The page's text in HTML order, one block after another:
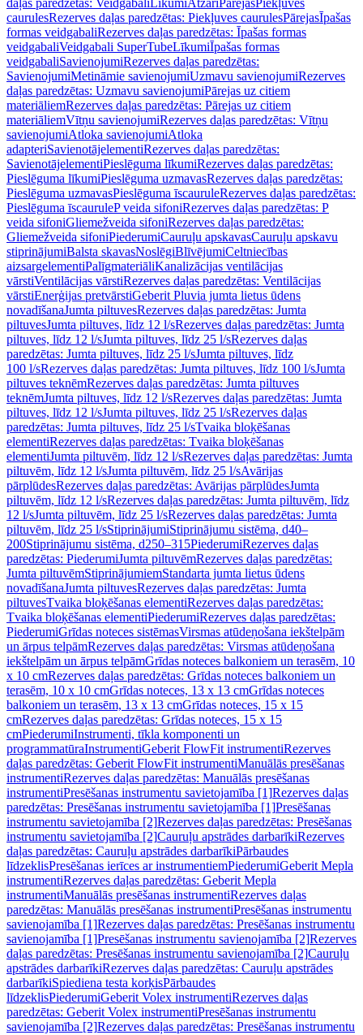
daļas paredzētas: Veidgabali LīkumiAtzari PārejasPiekļuves
caurulesRezerves daļas paredzētas: Piekļuves caurulesPārejasĪpašas
formas veidgabaliRezerves daļas paredzētas: Īpašas formas
veidgabaliVeidgabali SuperTubeLīkumiĪpašas formas
veidgabaliSavienojumiRezerves daļas paredzētas:
SavienojumiMetināmie savienojumiUzmavu savienojumiRezerves
daļas paredzētas: Uzmavu savienojumiPārejas uz citiem
materiāliemRezerves daļas paredzētas: Pārejas uz citiem
materiāliemVītņu savienojumiRezerves daļas paredzētas: Vītņu
savienojumiAtloka savienojumiAtloka
adapteriSavienotājelementiRezerves daļas paredzētas:
SavienotājelementiPieslēguma līkumiRezerves daļas paredzētas:
Pieslēguma līkumiPieslēguma uzmavasRezerves daļas paredzētas:
Pieslēguma uzmavasPieslēguma īscauruleRezerves daļas paredzētas:
Pieslēguma īscauruleP veida sifoniRezerves daļas paredzētas: P
veida sifoniGliemežveida sifoniRezerves daļas paredzētas:
Gliemežveida sifoniPiederumiCauruļu apskavasCauruļu apskavu
stiprinājumiBalsta skavasNoslēgiBlīvējumiCeltniecības
aizsargelementiPalīgmateriāliKanalizācijas ventilācijas
vārstiVentilācijas vārstiRezerves daļas paredzētas: Ventilācijas
vārstiEnerģijas pretvārstiGeberit Pluvia jumta lietus ūdens
novadīšanaJumta piltuvesRezerves daļas paredzētas: Jumta
piltuvesJumta piltuves, līdz 12 l/sRezerves daļas paredzētas: Jumta
piltuves, līdz 12 l/sJumta piltuves, līdz 25 l/sRezerves daļas
paredzētas: Jumta piltuves, līdz 25 l/sJumta piltuves, līdz
100 l/sRezerves daļas paredzētas: Jumta piltuves, līdz 100 l/sJumta
piltuves teknēmRezerves daļas paredzētas: Jumta piltuves
teknēmJumta piltuves, līdz 12 l/sRezerves daļas paredzētas: Jumta
piltuves, līdz 12 l/sJumta piltuves, līdz 25 l/sRezerves daļas
paredzētas: Jumta piltuves, līdz 25 l/sTvaika bloķēšanas
elementiRezerves daļas paredzētas: Tvaika bloķēšanas
elementiJumta piltuvēm, līdz 12 l/sRezerves daļas paredzētas: Jumta
piltuvēm, līdz 12 l/sJumta piltuvēm, līdz 25 l/sAvārijas
pārplūdesRezerves daļas paredzētas: Avārijas pārplūdesJumta
piltuvēm, līdz 12 l/sRezerves daļas paredzētas: Jumta piltuvēm, līdz
12 l/sJumta piltuvēm, līdz 25 l/sRezerves daļas paredzētas: Jumta
piltuvēm, līdz 25 l/sStiprinājumiStiprinājumu sistēma, d40–
200Stiprinājumu sistēma, d250–315PiederumiRezerves daļas
paredzētas: PiederumiJumta piltuvēmRezerves daļas paredzētas:
Jumta piltuvēmStiprinājumiemStandarta jumta lietus ūdens
novadīšanaJumta piltuvesRezerves daļas paredzētas: Jumta
piltuvesTvaika bloķēšanas elementiRezerves daļas paredzētas:
Tvaika bloķēšanas elementiPiederumiRezerves daļas paredzētas:
PiederumiGrīdas noteces sistēmasVirsmas atūdeņošana iekštelpām
un ārpus telpāmRezerves daļas paredzētas: Virsmas atūdeņošana
iekštelpām un ārpus telpāmGrīdas noteces balkoniem un terasēm, 10
x 10 cmRezerves daļas paredzētas: Grīdas noteces balkoniem un
terasēm, 10 x 10 cmGrīdas noteces, 13 x 13 cmGrīdas noteces
balkoniem un terasēm, 13 x 13 cmGrīdas noteces, 15 x 15
cmRezerves daļas paredzētas: Grīdas noteces, 15 x 15
cmPiederumiInstrumenti, tīkla komponenti un
programmatūraInstrumentiGeberit FlowFit instrumentiRezerves
daļas paredzētas: Geberit FlowFit instrumentiManuālās presēšanas
instrumentiRezerves daļas paredzētas: Manuālās presēšanas
instrumentiPresēšanas instrumentu savietojamība [1]Rezerves daļas
paredzētas: Presēšanas instrumentu savietojamība [1]Presēšanas
instrumentu savietojamība [2]Rezerves daļas paredzētas: Presēšanas
instrumentu savietojamība [2]Cauruļu apstrādes darbarīkiRezerves
daļas paredzētas: Cauruļu apstrādes darbarīkiPārbaudes
līdzeklisPresēšanas ierīces ar instrumentiemPiederumiGeberit Mepla
instrumentiRezerves daļas paredzētas: Geberit Mepla
instrumentiManuālās presēšanas instrumentiRezerves daļas
paredzētas: Manuālās presēšanas instrumentiPresēšanas instrumentu
savienojamība [1]Rezerves daļas paredzētas: Presēšanas instrumentu
savienojamība [1]Presēšanas instrumentu savienojamība [2]Rezerves
daļas paredzētas: Presēšanas instrumentu savienojamība [2]Cauruļu
apstrādes darbarīkiRezerves daļas paredzētas: Cauruļu apstrādes
darbarīkiSpiediena testa korķisPārbaudes
līdzeklisPiederumiGeberit Volex instrumentiRezerves daļas
paredzētas: Geberit Volex instrumentiPresēšanas instrumentu
savienojamība [2]Rezerves daļas paredzētas: Presēšanas instrumentu